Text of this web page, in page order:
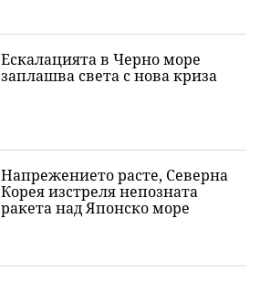
Ескалацията в Черно море
заплашва света с нова криза
Напрежението расте, Северна
Корея изстреля непозната
ракета над Японско море